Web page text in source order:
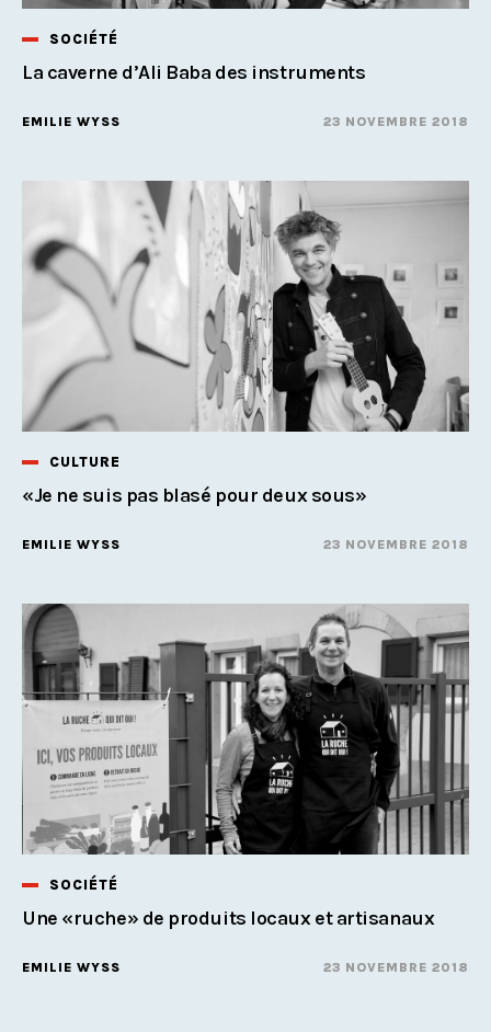
SOCIÉTÉ
La caverne d’Ali Baba des instruments
EMILIE WYSS 23 NOVEMBRE 2018
CULTURE
«Je ne suis pas blasé pour deux sous»
EMILIE WYSS 23 NOVEMBRE 2018
SOCIÉTÉ
Une «ruche» de produits locaux et artisanaux
EMILIE WYSS 23 NOVEMBRE 2018